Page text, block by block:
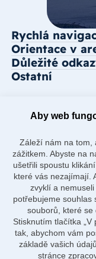
Rychlá
Orientace v
Důležité
Ostatní
Aby web
Záleží nám na tom,
zážitkem. Abyste na
ušetřili spoustu
které vás nezajímají.
zvyklí a
potřebujeme souhlas
souborů, které se
Stisknutím tlačítka
tak, abychom vám
základě vašich
stránce